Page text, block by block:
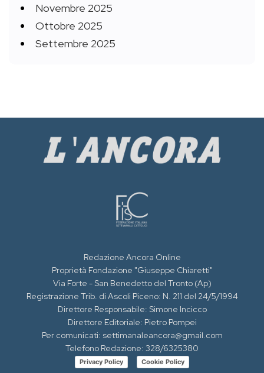
Novembre 2025
Ottobre 2025
Settembre 2025
Redazione Ancora Online
Proprietà Fondazione "Giuseppe Chiaretti"
Via Forte - San Benedetto del Tronto (Ap)
Registrazione Trib. di Ascoli Piceno: N. 211 del 24/5/1994
Direttore Responsabile: Simone Incicco
Direttore Editoriale: Pietro Pompei
Per comunicati: settimanaleancora@gmail.com
Telefono Redazione: 328/6325380
Privacy Policy Cookie Policy